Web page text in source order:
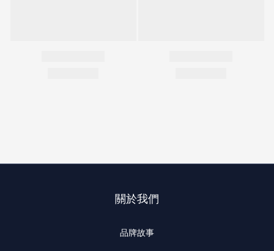
關於我們
品牌故事